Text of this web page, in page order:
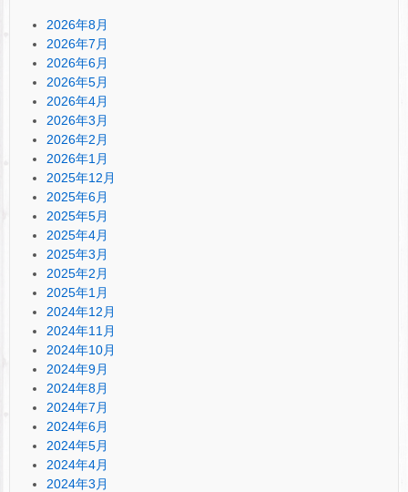
2026年8月
2026年7月
2026年6月
2026年5月
2026年4月
2026年3月
2026年2月
2026年1月
2025年12月
2025年6月
2025年5月
2025年4月
2025年3月
2025年2月
2025年1月
2024年12月
2024年11月
2024年10月
2024年9月
2024年8月
2024年7月
2024年6月
2024年5月
2024年4月
2024年3月